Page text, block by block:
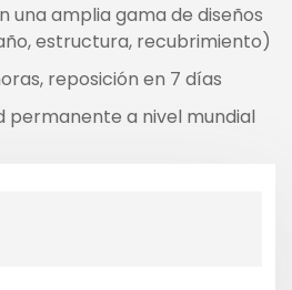
una amplia gama de diseños
estructura, recubrimiento)
reposición en 7 días
permanente a nivel mundial